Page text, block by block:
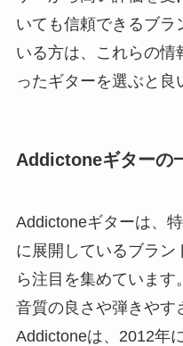
いても信頼できるブラ
いる方は、これらの情
ったギターを選ぶと良
Addictoneギターの
Addictoneギターは、
に展開しているブラン
ら注目を集めています
音質の良さや弾きやす
Addictoneは、2012年